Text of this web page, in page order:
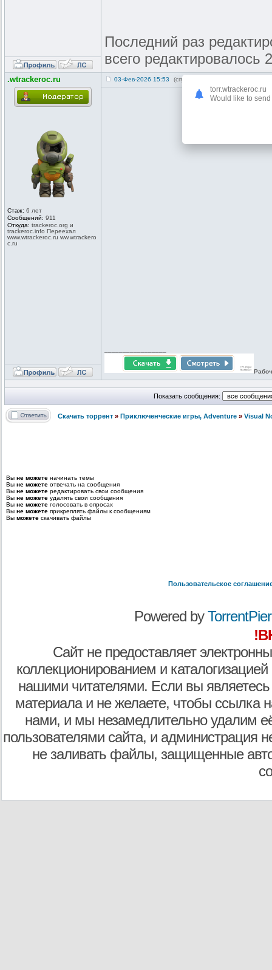
Последний раз
всего редактировалось
.wtrackeroc.ru
Стаж: 6 лет
Сообщений: 911
Откуда: trackeroc.org и
trackeroc.info Переехал
www.wtrackeroc.ru ww.wtrackero
c.ru
03-Фев-2026 15:53 (спустя 3 месяца 12 дней)
Показать сообщения:
Скачать торрент » Приключенческие игры, Adventure » Visual
Вы не можете начинать темы
Вы не можете отвечать на сообщения
Вы не можете редактировать свои сообщения
Вы не можете удалять свои сообщения
Вы не можете голосовать в опросах
Вы не можете прикреплять файлы к сообщениям
Вы можете скачивать файлы
Пользовательское
Powered by
Сайт не предоставляет
коллекционированием и
нашими читателями. Если вы являетесь
материала и не желаете, чтобы ссылка
нами, и мы незамедлительно удалим
пользователями сайта, и администрация
не заливать файлы, защищенные
torr.wtrackeroc.ru
Would like to